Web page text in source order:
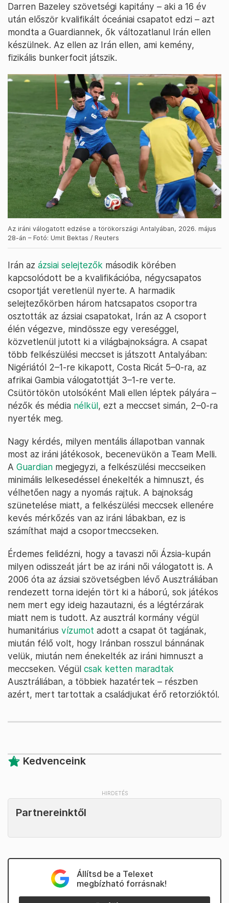
Darren Bazeley szövetségi kapitány – aki a 16 év
után először kvalifikált óceániai csapatot edzi – azt
mondta a Guardiannek, ők változatlanul Irán ellen
készülnek. Az ellen az Irán ellen, ami kemény,
fizikális bunkerfocit játszik.
Az iráni válogatott edzése a törökországi Antalyában, 2026. május
28-án – Fotó: Umit Bektas / Reuters
Irán az ázsiai selejtezők második körében
kapcsolódott be a kvalifikációba, négycsapatos
csoportját veretlenül nyerte. A harmadik
selejtezőkörben három hatcsapatos csoportra
osztották az ázsiai csapatokat, Irán az A csoport
élén végezve, mindössze egy vereséggel,
közvetlenül jutott ki a világbajnokságra. A csapat
több felkészülési meccset is játszott Antalyában:
Nigériától 2–1-re kikapott, Costa Ricát 5–0-ra, az
afrikai Gambia válogatottját 3–1-re verte.
Csütörtökön utolsóként Mali ellen léptek pályára –
nézők és média nélkül, ezt a meccset simán, 2–0-ra
nyerték meg.
Nagy kérdés, milyen mentális állapotban vannak
most az iráni játékosok, becenevükön a Team Melli.
A Guardian megjegyzi, a felkészülési meccseiken
minimális lelkesedéssel énekelték a himnuszt, és
vélhetően nagy a nyomás rajtuk. A bajnokság
szünetelése miatt, a felkészülési meccsek ellenére
kevés mérkőzés van az iráni lábakban, ez is
számíthat majd a csoportmeccseken.
Érdemes felidézni, hogy a tavaszi női Ázsia-kupán
milyen odisszeát járt be az iráni női válogatott is. A
2006 óta az ázsiai szövetségben lévő Ausztráliában
rendezett torna idején tört ki a háború, sok játékos
nem mert egy ideig hazautazni, és a légtérzárak
miatt nem is tudott. Az ausztrál kormány végül
humanitárius vízumot adott a csapat öt tagjának,
miután félő volt, hogy Iránban rosszul bánnának
velük, miután nem énekelték az iráni himnuszt a
meccseken. Végül csak ketten maradtak
Ausztráliában, a többiek hazatértek – részben
azért, mert tartottak a családjukat érő retorzióktól.
Kedvenceink
Partnereinktől
Állítsd be a Telexet
megbízható forrásnak!